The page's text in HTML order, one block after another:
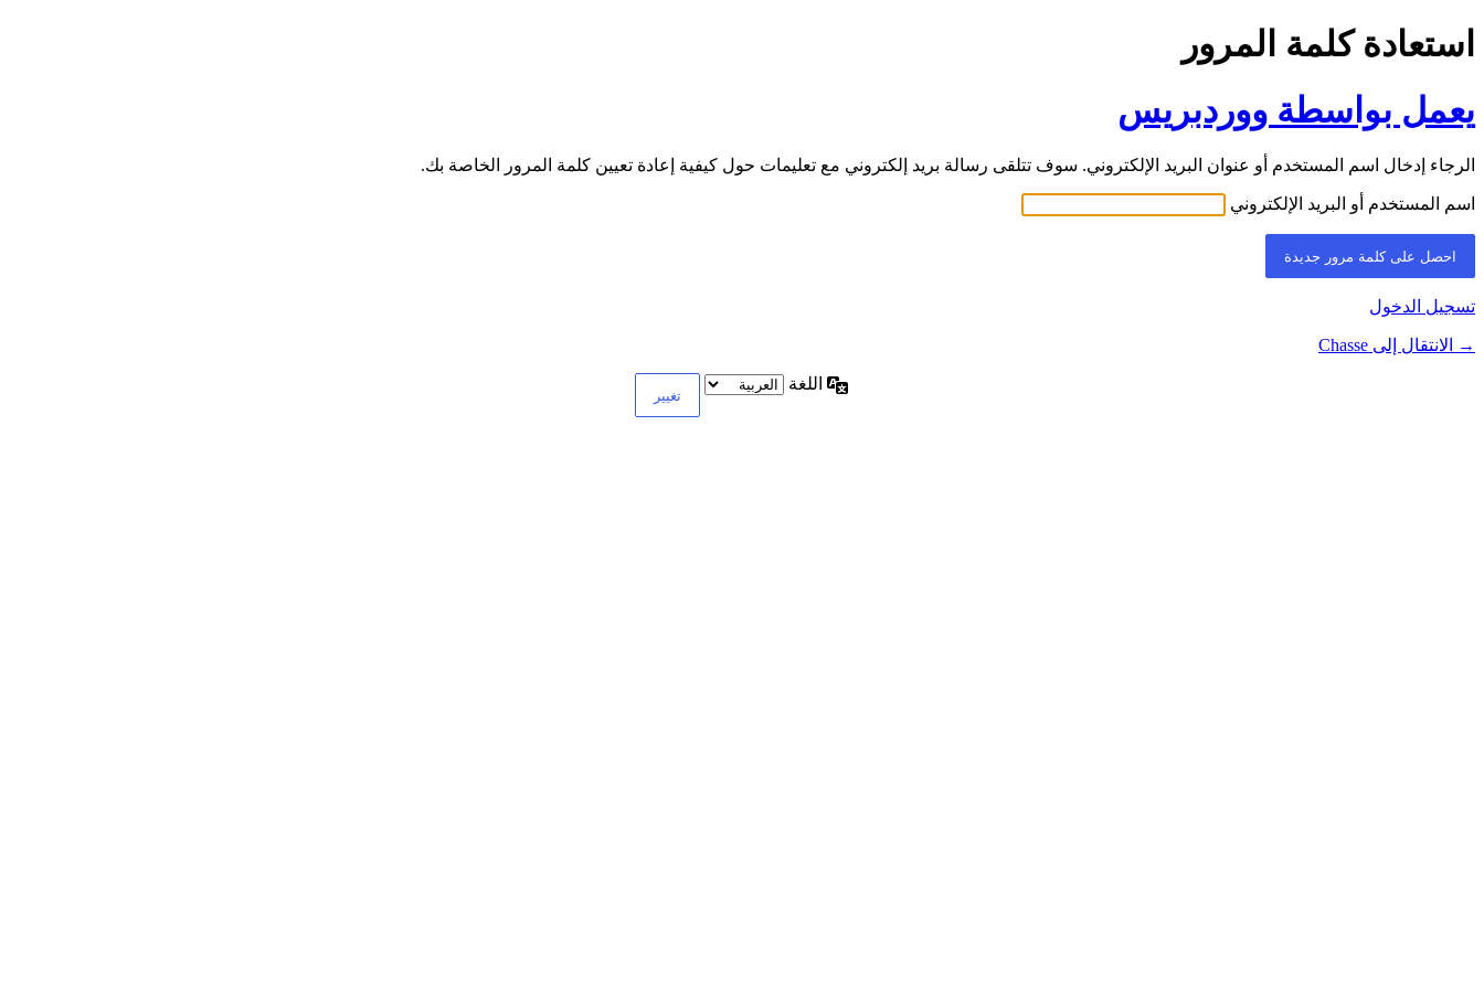
استعادة كلمة المرور
يعمل بواسطة ووردبريس
الرجاء إدخال اسم المستخدم أو عنوان البريد الإلكتروني. سوف تتلقى رسالة بريد إلكتروني مع تعليمات حول كيفية إعادة تعيين كلمة المرور الخاصة بك.
اسم المستخدم أو البريد الإلكتروني
تسجيل الدخول
→ الانتقال إلى Chasse
اللغة